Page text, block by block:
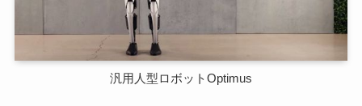
汎用人型ロボットOptimus